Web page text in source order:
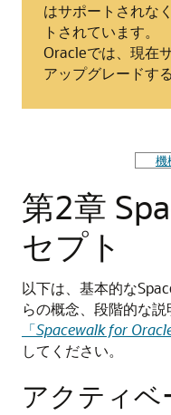
はサポートされな
トされています。
Oracleでは、現在
アップグレードす
機
第2章
セプト
以下は、基本的な
らの概念、段階的な説
「Spacewalk for
してください。
アクティ